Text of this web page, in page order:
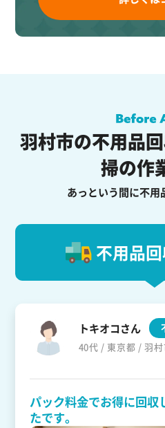
羽村市の不用品
掃の作
あっという間に不用
不用品
トキオコさん
40代 / 東京都 / 羽
パック料金でお得に回収
たです。